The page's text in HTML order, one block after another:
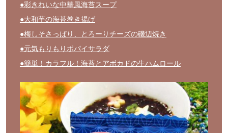
●彩きれいな中華風海苔スープ
●大和芋の海苔巻き揚げ
●梅しそさっぱり、とろーりチーズの磯辺焼き
●元気もりもりポパイサラダ
●簡単！カラフル！海苔とアボカドの生ハムロール